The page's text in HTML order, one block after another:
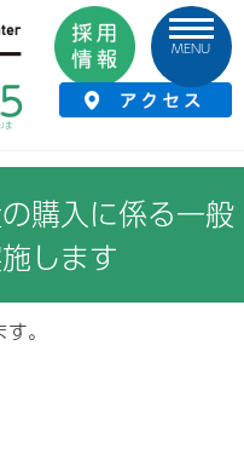
ま
MENU
洗浄装置の購入に係る一般競争入
購入に係る一般
します
。